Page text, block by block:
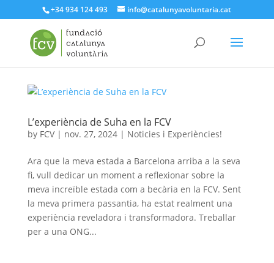
+34 934 124 493 info@catalunyavoluntaria.cat
L’experiència de Suha en la FCV
by FCV| nov. 27, 2024| Noticies i Experiències!
Ara que la meva estada a Barcelona arriba a la seva
fi, vull dedicar un moment a reflexionar sobre la
meva increïble estada com a becària en la FCV. Sent
la meva primera passantia, ha estat realment una
experiència reveladora i transformadora. Treballar
per a una ONG...